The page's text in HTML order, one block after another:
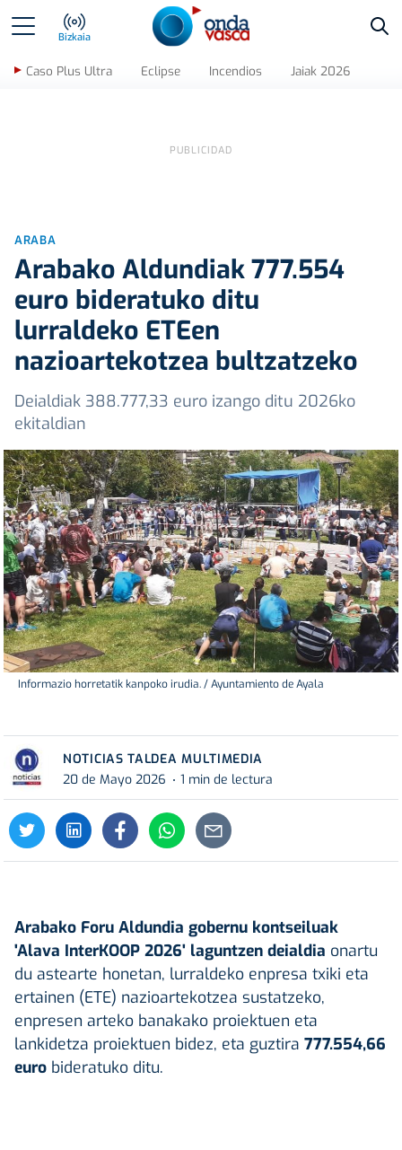
Bizkaia
Caso Plus Ultra Eclipse Incendios Jaiak 2026
ARABA
Arabako Aldundiak 777.554
euro bideratuko ditu
lurraldeko ETEen
nazioartekotzea bultzatzeko
Deialdiak 388.777,33 euro izango ditu 2026ko
ekitaldian
Informazio horretatik kanpoko irudia. / Ayuntamiento de Ayala
NOTICIAS TALDEA MULTIMEDIA
20 de Mayo 2026
1 min de lectura
Arabako Foru Aldundia gobernu kontseiluak
'Alava InterKOOP 2026' laguntzen deialdia onartu
du astearte honetan, lurraldeko enpresa txiki eta
ertainen (ETE) nazioartekotzea sustatzeko,
enpresen arteko banakako proiektuen eta
lankidetza proiektuen bidez, eta guztira 777.554,66
euro bideratuko ditu.